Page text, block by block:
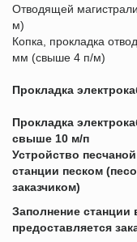
Отводящей
м)
Копка, прокладка
мм (свыше 4 п/м)
Прокладка
Прокладка
свыше 10 м/п
Устройство
станции песком
заказчиком)
Заполнение станции
предоставляется